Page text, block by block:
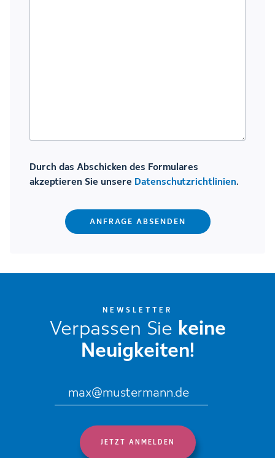
Durch das Abschicken des Formulares
akzeptieren Sie unsere Datenschutzrichtlinien.
NEWSLETTER
Verpassen Sie keine
Neuigkeiten!